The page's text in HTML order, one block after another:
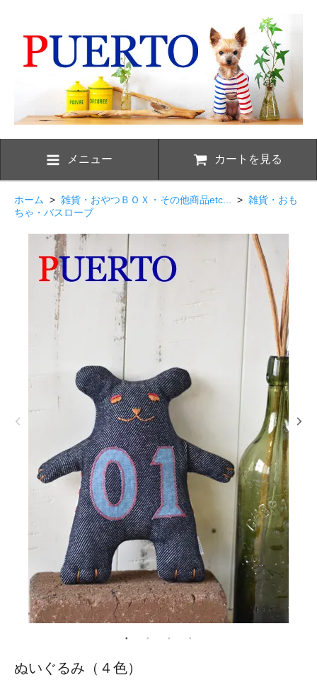
メニュー カートを見る
ホーム > 雑貨・おやつＢＯＸ・その他商品etc... > 雑貨・おも
ちゃ・バスローブ
ぬいぐるみ（４色）